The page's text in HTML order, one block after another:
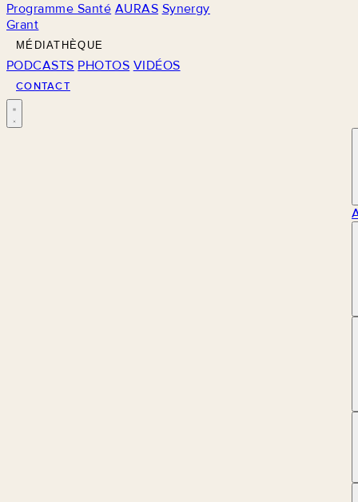
Programme Santé AURAS Synergy
Grant
MÉDIATHÈQUE
PODCASTS PHOTOS VIDÉOS
CONTACT